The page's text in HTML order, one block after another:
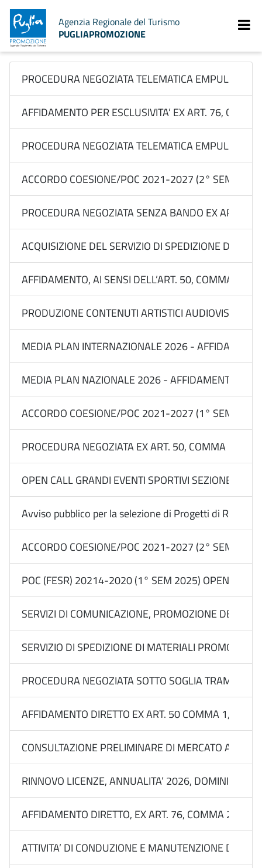
Agenzia Regionale del Turismo
PUGLIAPROMOZIONE
PROCEDURA NEGOZIATA TELEMATICA EMPULIA
AFFIDAMENTO PER ESCLUSIVITA’ EX ART. 76,
PROCEDURA NEGOZIATA TELEMATICA EMPULIA EX
ACCORDO COESIONE/POC 2021-2027 (2° SEM 2026)
PROCEDURA NEGOZIATA SENZA BANDO EX ART.
ACQUISIZIONE DEL SERVIZIO DI SPEDIZIONE DI
AFFIDAMENTO, AI SENSI DELL’ART. 50, COMMA 1,
PRODUZIONE CONTENUTI ARTISTICI AUDIOVISIVI
MEDIA PLAN INTERNAZIONALE 2026 -
MEDIA PLAN NAZIONALE 2026 - AFFIDAMENTI IN
ACCORDO COESIONE/POC 2021-2027 (1° SEM
PROCEDURA NEGOZIATA EX ART. 50, COMMA 1,
OPEN CALL GRANDI EVENTI SPORTIVI SEZIONE
Avviso pubblico per la selezione di Progetti di Rete
ACCORDO COESIONE/POC 2021-2027 (2° SEM
POC (FESR) 20214-2020 (1° SEM 2025) OPEN CALL
SERVIZI DI COMUNICAZIONE, PROMOZIONE DEL
SERVIZIO DI SPEDIZIONE DI MATERIALI
PROCEDURA NEGOZIATA SOTTO SOGLIA TRAMITE
AFFIDAMENTO DIRETTO EX ART. 50 COMMA 1,
CONSULTAZIONE PRELIMINARE DI MERCATO
RINNOVO LICENZE, ANNUALITA’ 2026, DOMINI E
AFFIDAMENTO DIRETTO, EX ART. 76, COMMA 2,
ATTIVITA’ DI CONDUZIONE E MANUTENZIONE DEL